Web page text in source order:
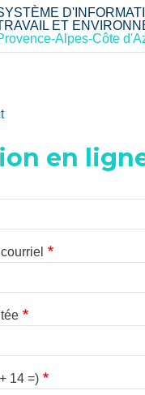
ET
Alpes-Côte
en
14 =)